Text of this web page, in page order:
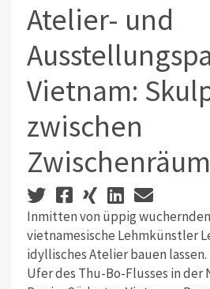
Atelier- und
Vietnam:
zwischen
Inmitten von üppig
vietnamesische Lehmkünstler
idyllisches Atelier bauen
Ufer des Thu-Bo-Flusses in der